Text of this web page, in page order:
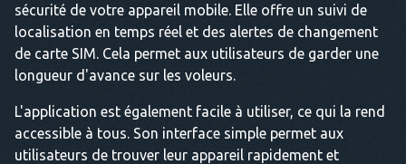
sécurité de votre appareil mobile. Elle offre un suivi de
localisation en temps réel et des alertes de changement
de carte SIM. Cela permet aux utilisateurs de garder une
longueur d'avance sur les voleurs.
L'application est également facile à utiliser, ce qui la rend
accessible à tous. Son interface simple permet aux
utilisateurs de trouver leur appareil rapidement et